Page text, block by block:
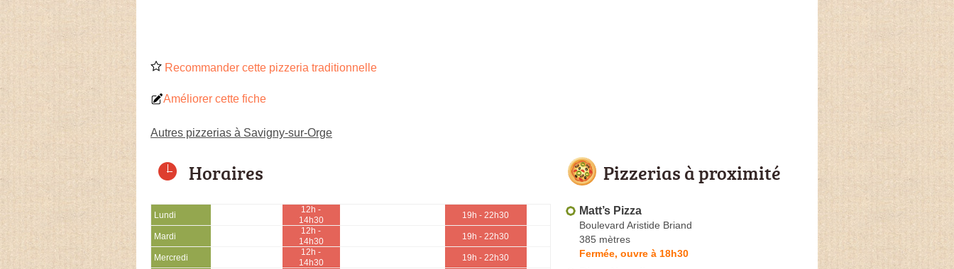
Recommander cette pizzeria traditionnelle
Améliorer cette fiche
Autres pizzerias à Savigny-sur-Orge
Horaires
Lundi
12h -
14h30
19h - 22h30
Mardi
12h -
14h30
19h - 22h30
Mercredi
12h -
14h30
19h - 22h30
Pizzerias à proximité
Matt’s Pizza
Boulevard Aristide Briand
385 mètres
Fermée, ouvre à 18h30